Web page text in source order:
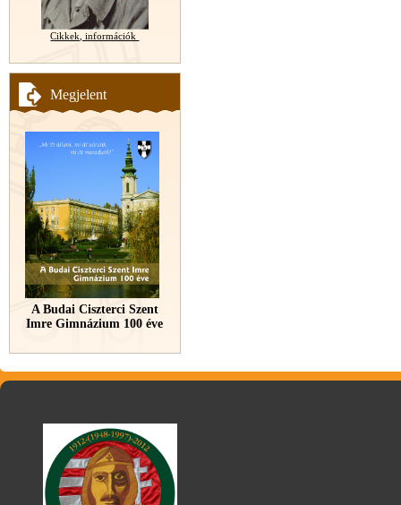
Cikkek, információk
Megjelent
A Budai Ciszterci Szent
Imre Gimnázium 100 éve